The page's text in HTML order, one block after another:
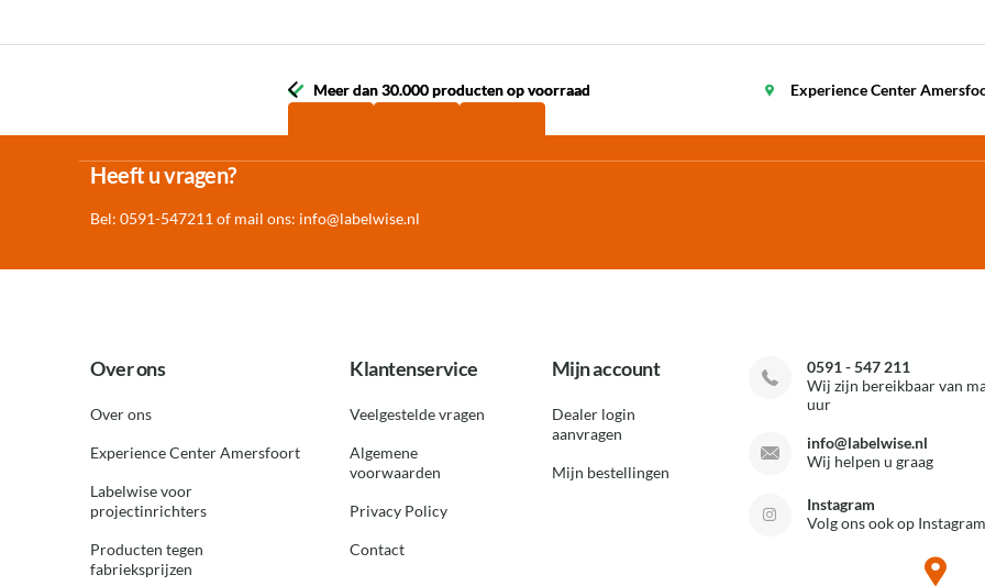
Meer dan 30.000 producten op voorraad Experience Center
Meer dan 30.000 producten op voorraad
Heeft u vragen?
Bel: 0591-547211 of mail ons: info@labelwise.nl
Over ons
Over ons
Experience Center Amersfoort
Labelwise voor
projectinrichters
Producten tegen
fabrieksprijzen
Klantenservice
Veelgestelde vragen
Algemene
voorwaarden
Privacy Policy
Contact
Mijn account
Dealer login
aanvragen
Mijn bestellingen
0591 - 547 211
Wij zijn bereikbaar van
uur
info@labelwise.nl
Wij helpen u graag
Instagram
Volg ons ook op